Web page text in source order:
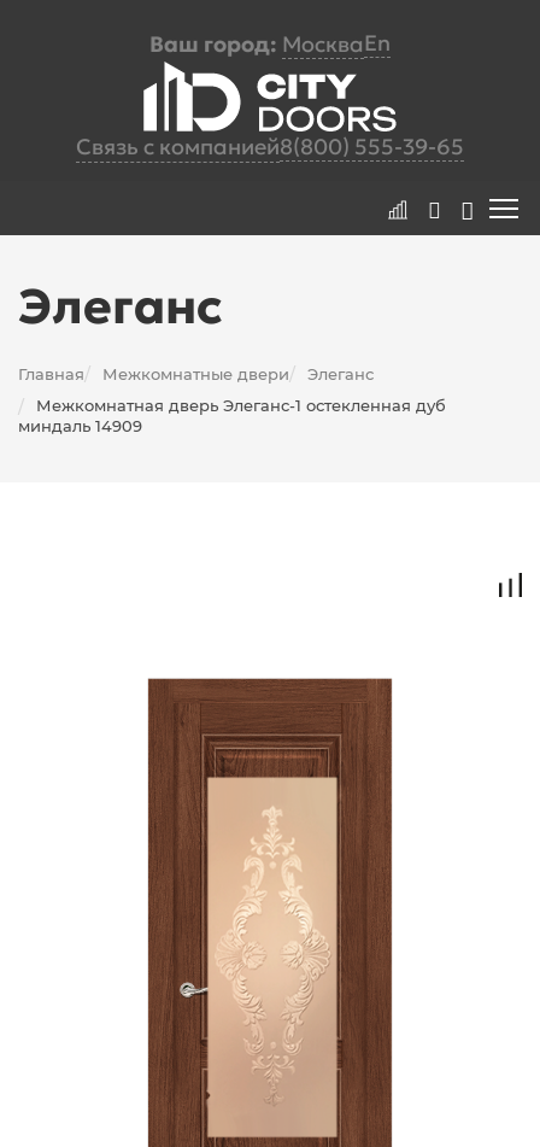
Ваш город: МоскваEn
Связь с компанией8(800) 555-39-65
Элеганс
Главная/ Межкомнатные двери/ Элеганс
/
Межкомнатная дверь Элеганс-1 остекленная дуб
миндаль 14909